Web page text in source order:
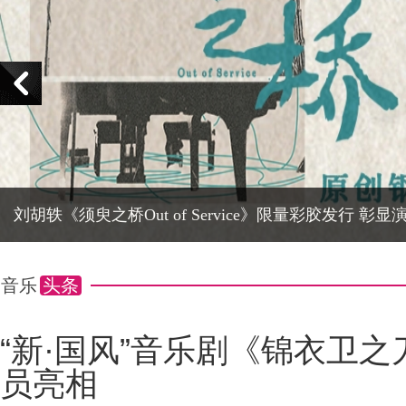
娱
乐
刘胡轶《须臾之桥Out of Service》限量彩胶发行 彰显
音乐 头条
“新·国风”音乐剧《锦衣卫
员亮相